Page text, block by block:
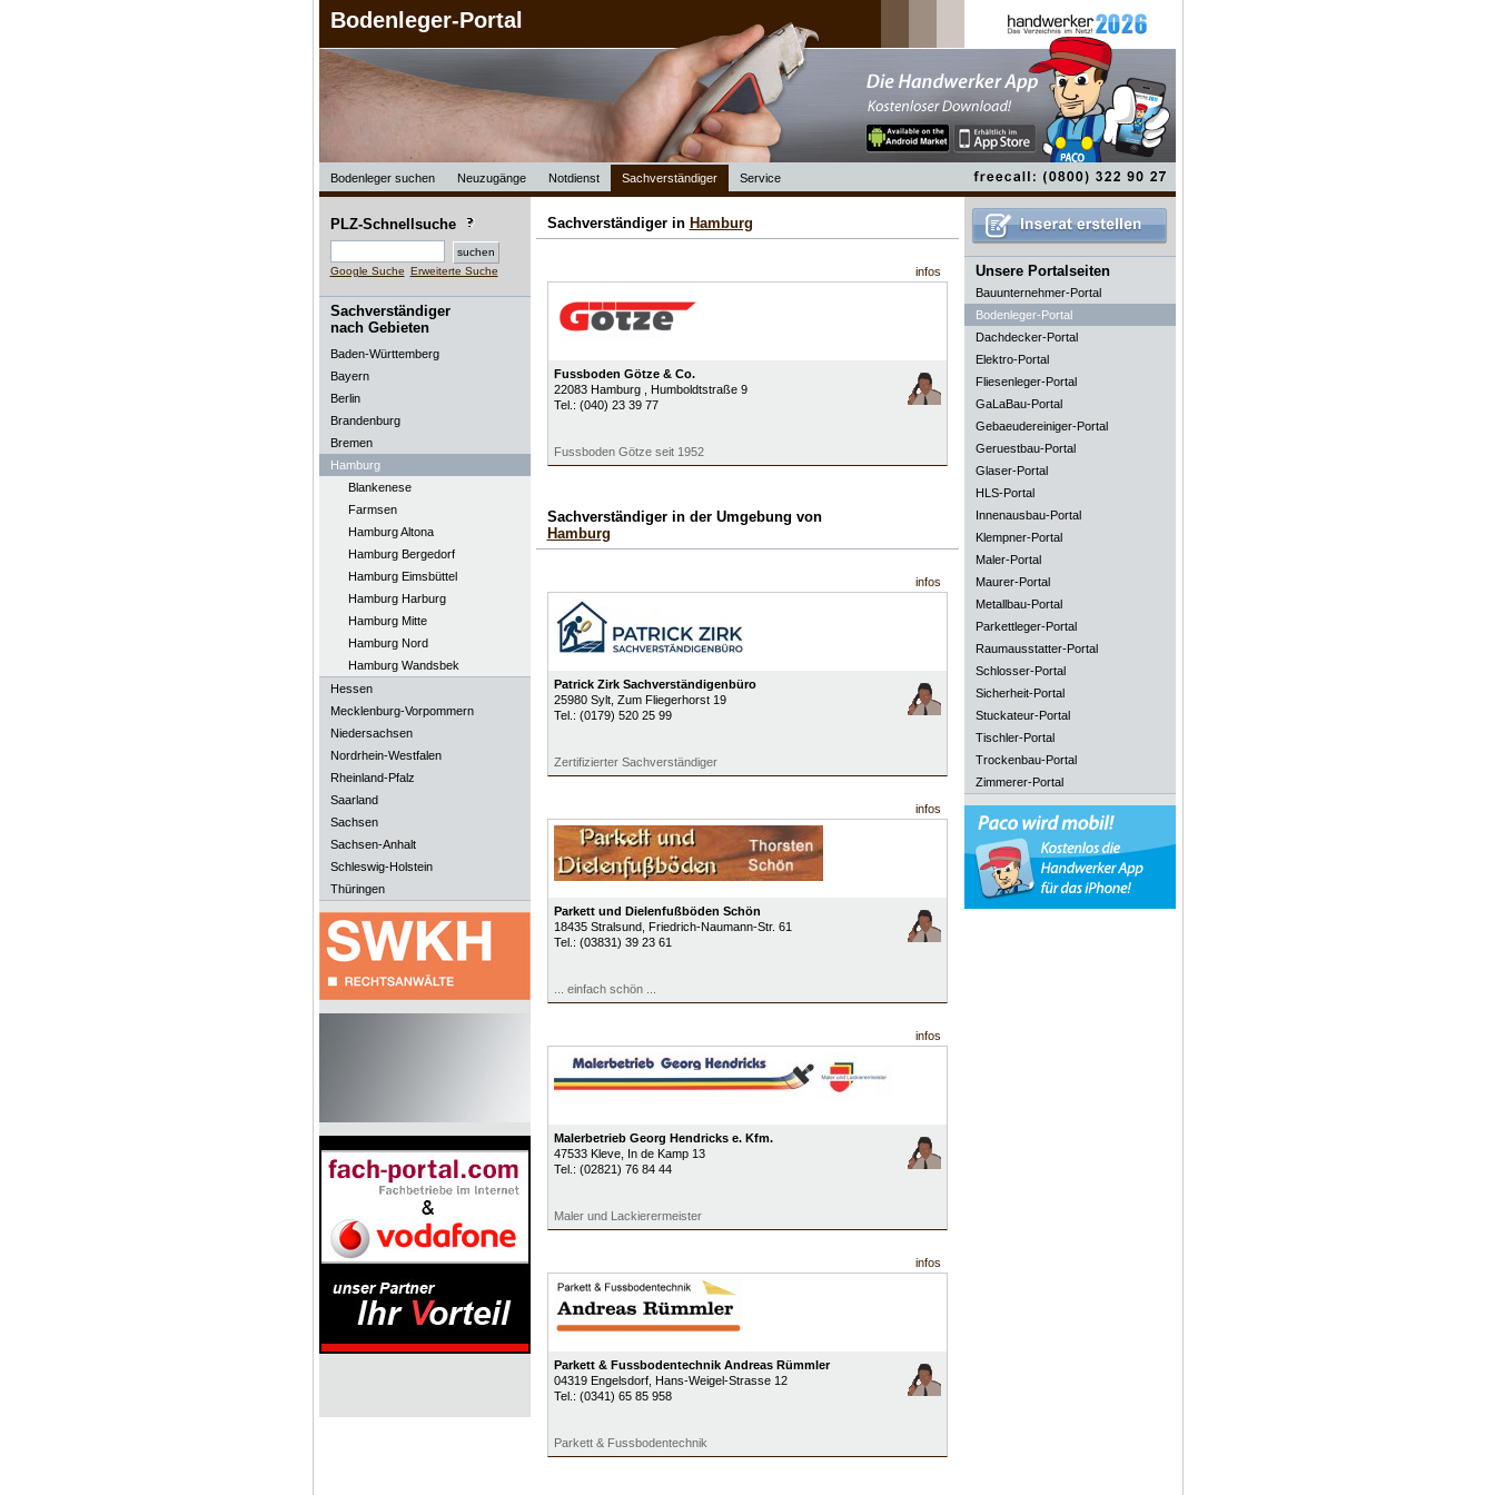
Bodenleger-Portal
Bodenleger suchen Neuzugänge Notdienst Sachverständiger Service
PLZ-Schnellsuche
Google Suche Erweiterte Suche
Sachverständiger
nach Gebieten
Baden-Württemberg
Bayern
Berlin
Brandenburg
Bremen
Hamburg
Blankenese
Farmsen
Hamburg Altona
Hamburg Bergedorf
Hamburg Eimsbüttel
Hamburg Harburg
Hamburg Mitte
Hamburg Nord
Hamburg Wandsbek
Hessen
Mecklenburg-Vorpommern
Niedersachsen
Nordrhein-Westfalen
Rheinland-Pfalz
Saarland
Sachsen
Sachsen-Anhalt
Schleswig-Holstein
Thüringen
Sachverständiger in Hamburg
infos
Fussboden Götze & Co.
22083 Hamburg
, Humboldtstraße 9
Tel.: (040) 23 39 77
Fussboden Götze seit 1952
Sachverständiger in der Umgebung von
Hamburg
infos
Patrick Zirk Sachverständigenbüro
25980 Sylt, Zum Fliegerhorst 19
Tel.: (0179) 520 25 99
Zertifizierter Sachverständiger
infos
Parkett und Dielenfußböden Schön
18435 Stralsund, Friedrich-Naumann-Str. 61
Tel.: (03831) 39 23 61
... einfach schön ...
infos
Malerbetrieb Georg Hendricks e. Kfm.
47533 Kleve, In de Kamp 13
Tel.: (02821) 76 84 44
Maler und Lackierermeister
infos
Parkett & Fussbodentechnik Andreas Rümmler
04319 Engelsdorf, Hans-Weigel-Strasse 12
Tel.: (0341) 65 85 958
Parkett & Fussbodentechnik
Unsere Portalseiten
Bauunternehmer-Portal
Bodenleger-Portal
Dachdecker-Portal
Elektro-Portal
Fliesenleger-Portal
GaLaBau-Portal
Gebaeudereiniger-Portal
Geruestbau-Portal
Glaser-Portal
HLS-Portal
Innenausbau-Portal
Klempner-Portal
Maler-Portal
Maurer-Portal
Metallbau-Portal
Parkettleger-Portal
Raumausstatter-Portal
Schlosser-Portal
Sicherheit-Portal
Stuckateur-Portal
Tischler-Portal
Trockenbau-Portal
Zimmerer-Portal